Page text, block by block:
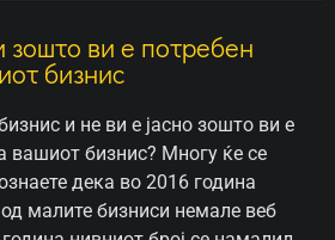
ви е потребен
бизнис
и не ви е јасно зошто ви е
вашиот бизнис? Многу ќе се
дека во 2016 година
малите бизниси немале веб